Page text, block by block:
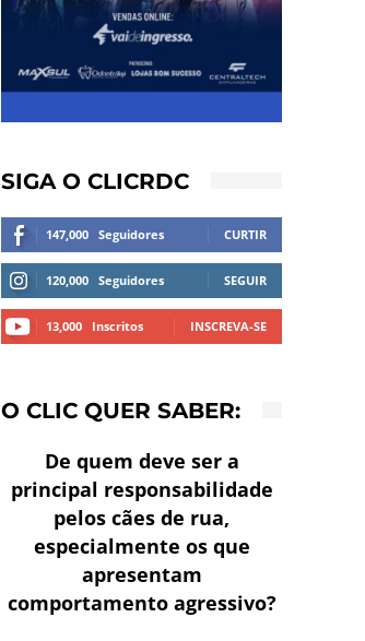
SIGA O CLICRDC
147,000 Seguidores CURTIR
120,000 Seguidores SEGUIR
13,000 Inscritos INSCREVA-SE
O CLIC QUER SABER:
De quem deve ser a
principal responsabilidade
pelos cães de rua,
especialmente os que
apresentam
comportamento agressivo?